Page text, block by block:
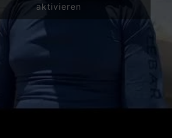
aktivieren